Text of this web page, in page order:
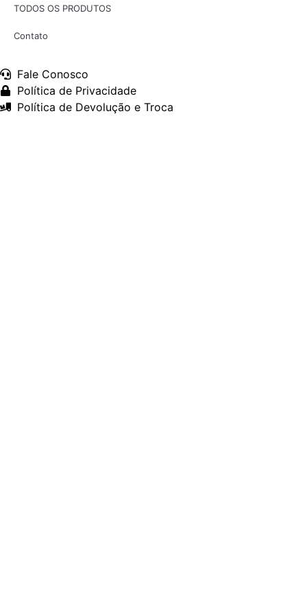
TODOS OS PRODUTOS
Contato
Fale Conosco
Política de Privacidade
Política de Devolução e Troca